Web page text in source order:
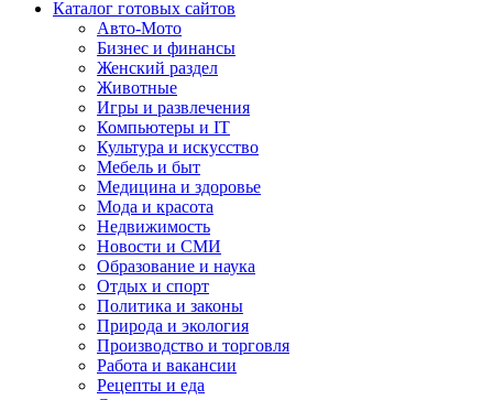
Каталог готовых сайтов
Авто-Мото
Бизнес и финансы
Женский раздел
Животные
Игры и развлечения
Компьютеры и IT
Культура и искусство
Мебель и быт
Медицина и здоровье
Мода и красота
Недвижимость
Новости и СМИ
Образование и наука
Отдых и спорт
Политика и законы
Природа и экология
Производство и торговля
Работа и вакансии
Рецепты и еда